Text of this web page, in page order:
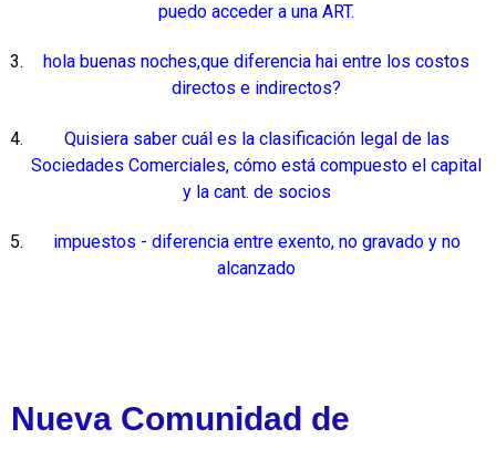
puedo acceder a una ART.
hola buenas noches,que diferencia hai entre los costos
directos e indirectos?
Quisiera saber cuál es la clasificación legal de las
Sociedades Comerciales, cómo está compuesto el capital
y la cant. de socios
impuestos - diferencia entre exento, no gravado y no
alcanzado
Nueva Comunidad de